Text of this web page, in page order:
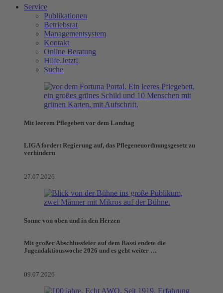
Service
Publikationen
Betriebsrat
Managementsystem
Kontakt
Online Beratung
Hilfe.Jetzt!
Suche
Mit leerem Pflegebett vor dem Landtag
LIGA fordert Regierung auf, das Pflegeneuordnungsgesetz zu
verhindern
27.07.2026
Sonne von oben und in den Herzen
Mit großer Abschlussfeier auf dem Bassi endete die
Jugendaktionswoche 2026 und es geht weiter …
09.07.2026